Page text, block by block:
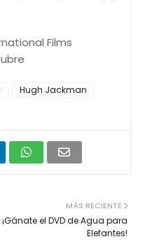
Films
Hugh Jackman
MÁS RECIENTE
¡Gánate el DVD de Agua para
Elefantes!